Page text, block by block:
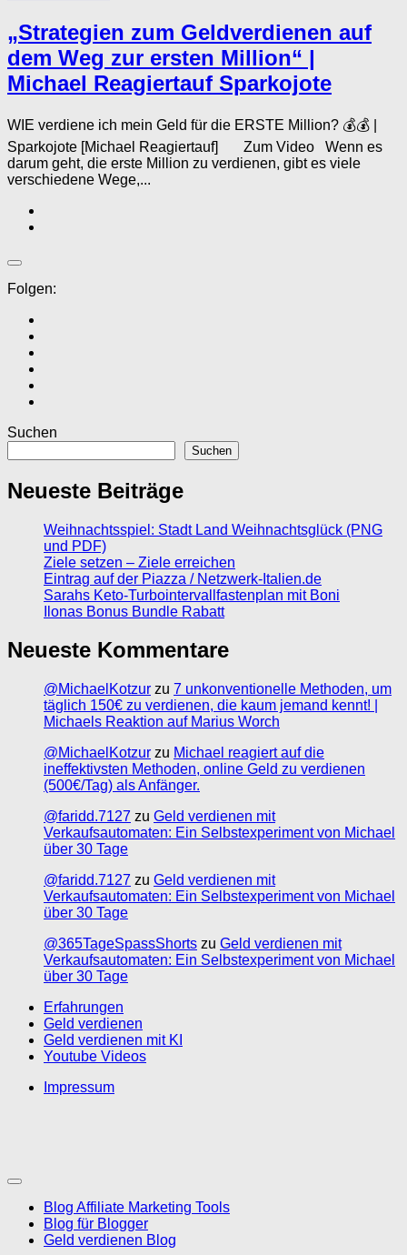
„Strategien zum Geldverdienen auf
dem Weg zur ersten Million“ |
Michael Reagiertauf Sparkojote
WIE verdiene ich mein Geld für die ERSTE Million? 💰💰 |
Sparkojote [Michael Reagiertauf] Zum Video Wenn es
darum geht, die erste Million zu verdienen, gibt es viele
verschiedene Wege,...
Folgen:
Suchen
Suchen
Neueste Beiträge
Weihnachtsspiel: Stadt Land Weihnachtsglück (PNG
und PDF)
Ziele setzen – Ziele erreichen
Eintrag auf der Piazza / Netzwerk-Italien.de
Sarahs Keto-Turbointervallfastenplan mit Boni
Ilonas Bonus Bundle Rabatt
Neueste Kommentare
@MichaelKotzur zu 7 unkonventionelle Methoden, um
täglich 150€ zu verdienen, die kaum jemand kennt! |
Michaels Reaktion auf Marius Worch
@MichaelKotzur zu Michael reagiert auf die
ineffektivsten Methoden, online Geld zu verdienen
(500€/Tag) als Anfänger.
@faridd.7127 zu Geld verdienen mit
Verkaufsautomaten: Ein Selbstexperiment von Michael
über 30 Tage
@faridd.7127 zu Geld verdienen mit
Verkaufsautomaten: Ein Selbstexperiment von Michael
über 30 Tage
@365TageSpassShorts zu Geld verdienen mit
Verkaufsautomaten: Ein Selbstexperiment von Michael
über 30 Tage
Erfahrungen
Geld verdienen
Geld verdienen mit KI
Youtube Videos
Impressum
Blog Affiliate Marketing Tools
Blog für Blogger
Geld verdienen Blog